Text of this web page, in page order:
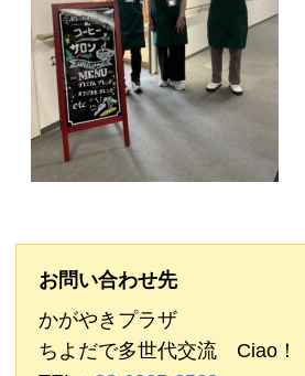
お問い合わせ先
かがやきプラザ
ちよだで多世代交流 Ciao！